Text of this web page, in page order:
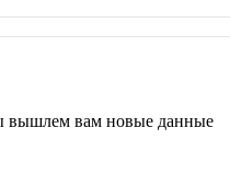
вышлем вам новые данные